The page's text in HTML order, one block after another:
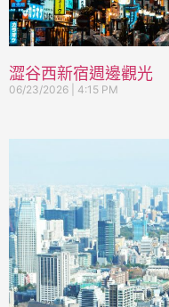
澀谷西新宿週邊觀光
06/23/2026 4:15 PM